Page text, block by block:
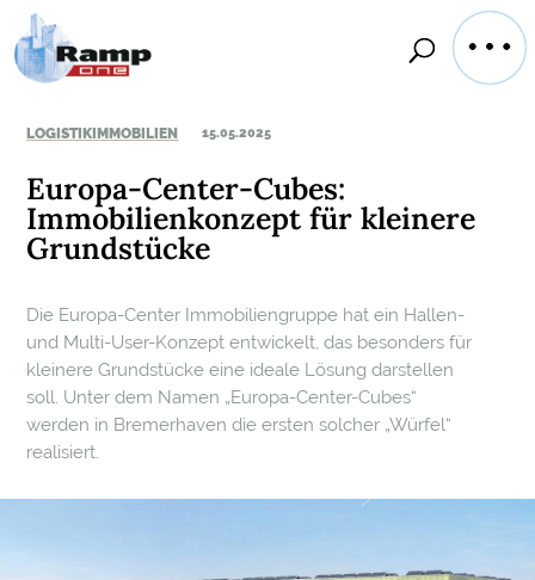
LOGISTIKIMMOBILIEN 15.05.2025
Europa-Center-Cubes:
Immobilienkonzept für kleinere
Grundstücke
Die Europa-Center Immobiliengruppe hat ein Hallen-
und Multi-User-Konzept entwickelt, das besonders für
kleinere Grundstücke eine ideale Lösung darstellen
soll. Unter dem Namen „Europa-Center-Cubes“
werden in Bremerhaven die ersten solcher „Würfel“
realisiert.